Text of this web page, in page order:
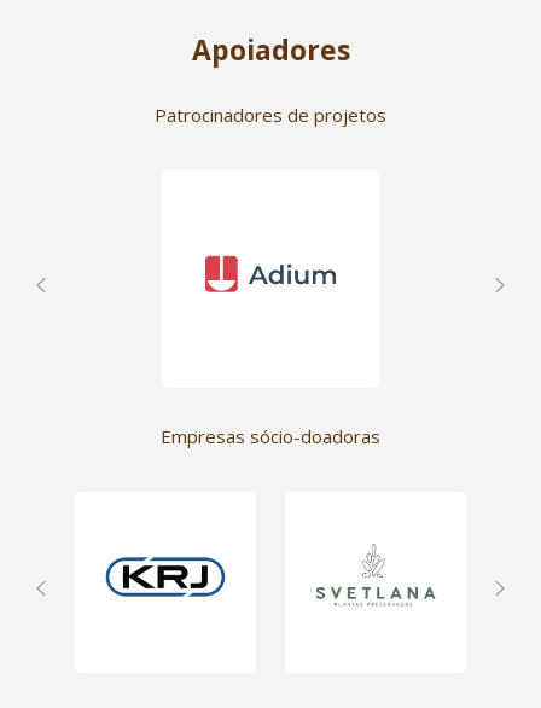
Apoiadores
Patrocinadores de projetos
Empresas sócio-doadoras
Ser empresa